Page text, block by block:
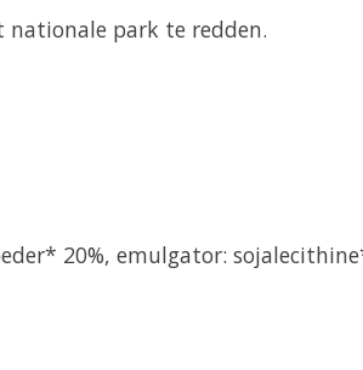
nationale park te redden.
20%, emulgator: